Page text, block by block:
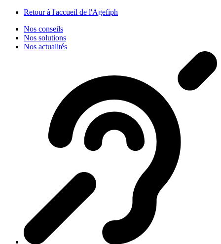
Retour à l'accueil de l'Agefiph
Nos conseils
Nos solutions
Nos actualités